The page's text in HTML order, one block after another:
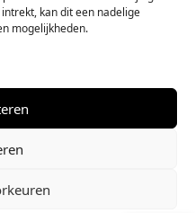
kan dit een nadelige
mogelijkheden.